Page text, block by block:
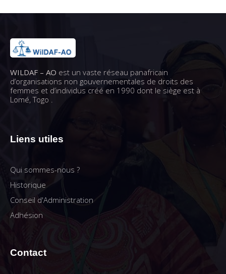
WILDAF – AO est un vaste réseau panafricain
d’organisations non gouvernementales de droits des
femmes et d’individus créé en 1990 dont le siège est à
Lomé, Togo .
Liens utiles
Qui sommes-nous ?
Historique
Conseil d'Administration
Adhésion
Contact